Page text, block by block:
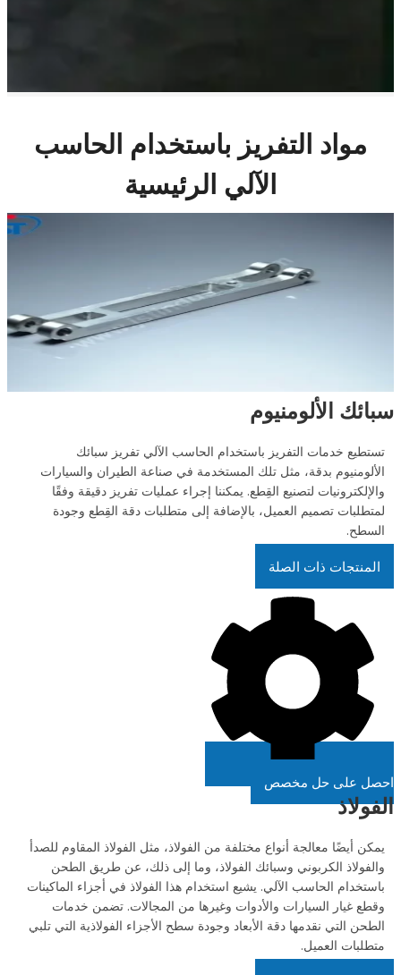
مواد التفريز باستخدام الحاسب
الآلي الرئيسية
سبائك الألومنيوم
تستطيع خدمات التفريز باستخدام الحاسب الآلي تفريز سبائك
الألومنيوم بدقة، مثل تلك المستخدمة في صناعة الطيران والسيارات
والإلكترونيات لتصنيع القِطع. يمكننا إجراء عمليات تفريز دقيقة وفقًا
لمتطلبات تصميم العميل، بالإضافة إلى متطلبات دقة القِطع وجودة
السطح.
المنتجات ذات الصلة
احصل على حل مخصص
الفولاذ
يمكن أيضًا معالجة أنواع مختلفة من الفولاذ، مثل الفولاذ المقاوم للصدأ
والفولاذ الكربوني وسبائك الفولاذ، وما إلى ذلك، عن طريق الطحن
باستخدام الحاسب الآلي. يشيع استخدام هذا الفولاذ في أجزاء الماكينات
وقطع غيار السيارات والأدوات وغيرها من المجالات. تضمن خدمات
الطحن التي نقدمها دقة الأبعاد وجودة سطح الأجزاء الفولاذية التي تلبي
متطلبات العميل.